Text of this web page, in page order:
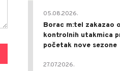
05.08.2026.
Borac m:tel zakazao
kontrolnih utakmica
početak nove sezone
27.07.2026.